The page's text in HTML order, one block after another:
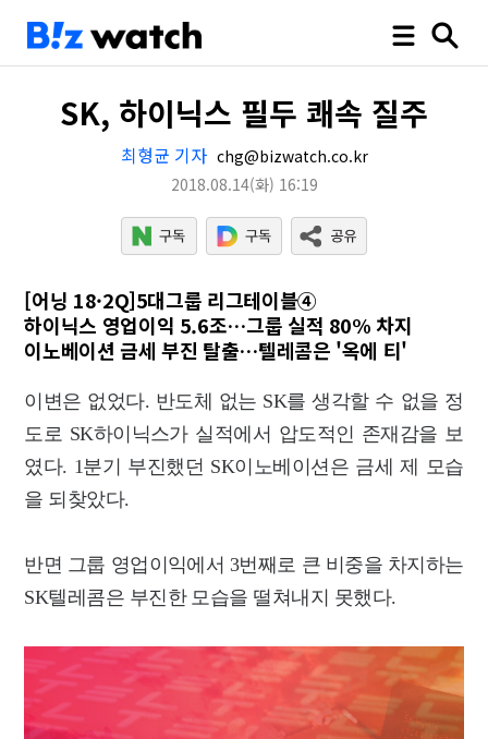
SK, 하이닉스 필두 쾌속 질주
최형균 기자 chg@bizwatch.co.kr
2018.08.14(화) 16:19
[어닝 18·2Q]5대그룹 리그테이블④
하이닉스 영업이익 5.6조…그룹 실적 80% 차지
이노베이션 금세 부진 탈출…텔레콤은 '옥에 티'
이변은 없었다. 반도체 없는 SK를 생각할 수 없을 정
도로 SK하이닉스가 실적에서 압도적인 존재감을 보
였다. 1분기 부진했던 SK이노베이션은 금세 제 모습
을 되찾았다.
반면 그룹 영업이익에서 3번째로 큰 비중을 차지하는
SK텔레콤은 부진한 모습을 떨쳐내지 못했다.